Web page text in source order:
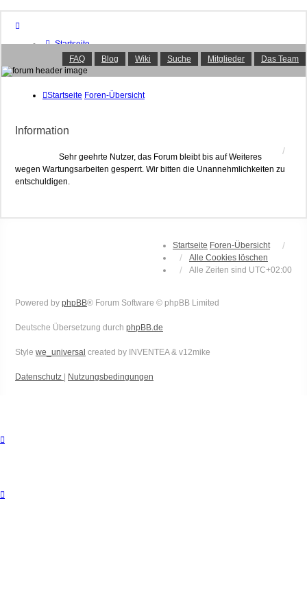
Startseite
Foren-Übersicht
FAQ
Suche
Aktive Themen
Das Team
FAQ Blog Wiki Suche Mitglieder Das Team
Startseite Foren-Übersicht
Information
Sehr geehrte Nutzer, das Forum bleibt bis auf Weiteres
wegen Wartungsarbeiten gesperrt. Wir bitten die Unannehmlichkeiten zu
entschuldigen.
Startseite Foren-Übersicht
Alle Cookies löschen
Alle Zeiten sind UTC+02:00
Powered by phpBB® Forum Software © phpBB Limited
Deutsche Übersetzung durch phpBB.de
Style we_universal created by INVENTEA & v12mike
Datenschutz Nutzungsbedingungen